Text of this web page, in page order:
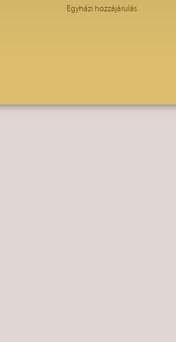
Egyházi hozzájárulás